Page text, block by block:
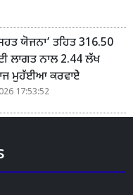
ਯੋਜਨਾ’ ਤਹਿਤ 316.50
ਲਾਗਤ ਨਾਲ 2.44 ਲੱਖ
ਮੁਹੱਈਆ ਕਰਵਾਏੇ
17:53:52